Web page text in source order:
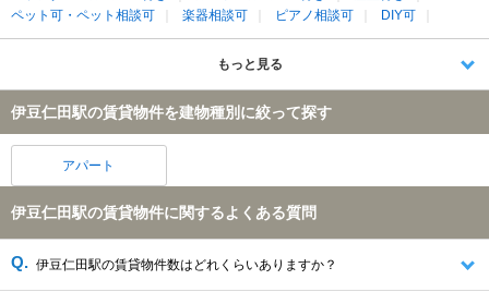
ペット可・ペット相談可
楽器相談可 ピアノ相談可 DIY可
もっと見る
伊豆仁田駅の賃貸物件を建物種別に絞って探す
アパート
伊豆仁田駅の賃貸物件に関するよくある質問
伊豆仁田駅の賃貸物件数はどれくらいありますか？